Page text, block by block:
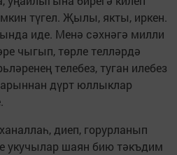
түгел. Җылы, якты, иркен.
иде. Менә сәхнәгә милли
чыгып, төрле телләрдә
телебез, туган илебез
дүрт юллыклар
диеп, горурланып
укучылар шаян бию тәкъдим